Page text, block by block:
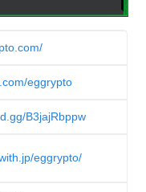
eggrypto
B3jajRbppw
eggrypto/